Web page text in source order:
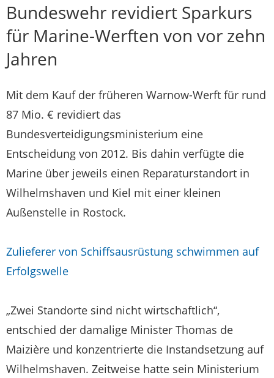
Bundeswehr revidiert Sparkurs
für Marine-Werften von vor zehn
Jahren
Mit dem Kauf der früheren Warnow-Werft für rund
87 Mio. € revidiert das
Bundesverteidigungsministerium eine
Entscheidung von 2012. Bis dahin verfügte die
Marine über jeweils einen Reparaturstandort in
Wilhelmshaven und Kiel mit einer kleinen
Außenstelle in Rostock.
Zulieferer von Schiffsausrüstung schwimmen auf
Erfolgswelle
„Zwei Standorte sind nicht wirtschaftlich“,
entschied der damalige Minister Thomas de
Maizière und konzentrierte die Instandsetzung auf
Wilhelmshaven. Zeitweise hatte sein Ministerium